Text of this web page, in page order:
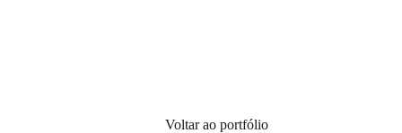
Voltar ao portfólio